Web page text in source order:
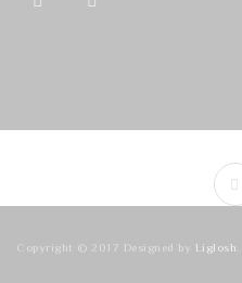
Copyright © 2017 Designed by Liglosh